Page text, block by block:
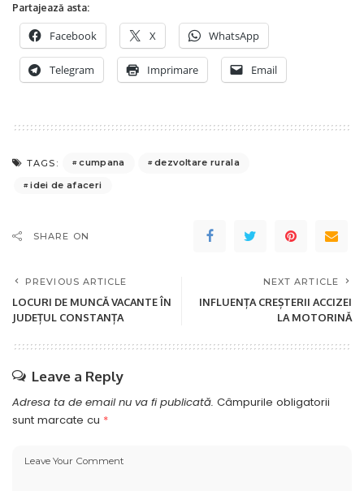
Partajează asta:
Facebook X WhatsApp
Telegram Imprimare Email
TAGS: cumpana
dezvoltare rurala
idei de afaceri
SHARE ON
PREVIOUS ARTICLE
LOCURI DE MUNCĂ VACANTE ÎN
JUDEȚUL CONSTANȚA
NEXT ARTICLE
INFLUENȚA CREȘTERII ACCIZEI
LA MOTORINĂ
Leave a Reply
Adresa ta de email nu va fi publicată. Câmpurile obligatorii
sunt marcate cu *